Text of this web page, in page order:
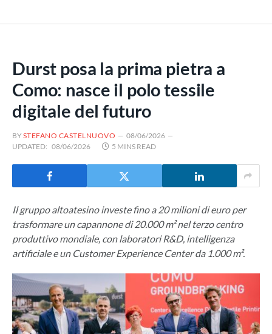
Durst posa la prima pietra a
Como: nasce il polo tessile
digitale del futuro
BY STEFANO CASTELNUOVO
08/06/2026
UPDATED: 08/06/2026 5 MINS READ
Il gruppo altoatesino investe fino a 20 milioni di euro per
trasformare un capannone di 20.000 m² nel terzo centro
produttivo mondiale, con laboratori R&D, intelligenza
artificiale e un Customer Experience Center da 1.000 m².